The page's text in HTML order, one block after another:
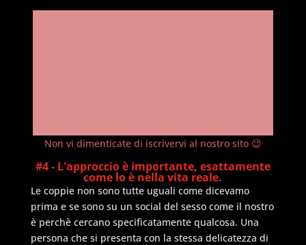
Non vi dimenticate di iscrivervi al nostro sito 😉
#4 - L'approccio è importante, esattamente
come lo è nella vita reale.
Le coppie non sono tutte uguali come dicevamo
prima e se sono su un social del sesso come il nostro
è perchè cercano specificatamente qualcosa. Una
persona che si presenta con la stessa delicatezza di